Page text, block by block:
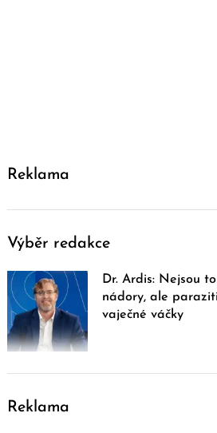
Reklama
Výběr redakce
Dr. Ardis: Nejsou
nádory, ale
vaječné váčky
Reklama